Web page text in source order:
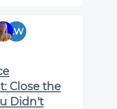
LW
Close the
Didn't